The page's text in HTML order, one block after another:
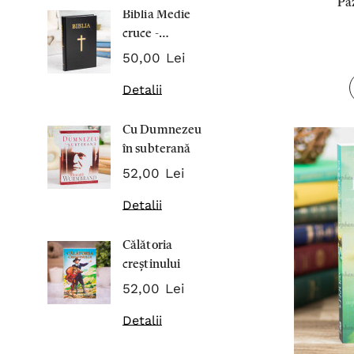
Biblia Medie
cruce -
Cartonata 063
50,00 Lei
Detalii
Cu Dumnezeu
în subterană
52,00 Lei
Detalii
Călătoria
creștinului
52,00 Lei
Detalii
suferinței -
Sabina
Wurmbrand
43,00 Lei
Detalii
Noul
și Psalmii -
17,00 Lei
Detalii